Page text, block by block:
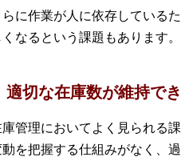
らに作業が人に依存している
くなるという課題もあります
適切な在庫数が維持で
庫管理においてよく見られる
動を把握する仕組みがなく、